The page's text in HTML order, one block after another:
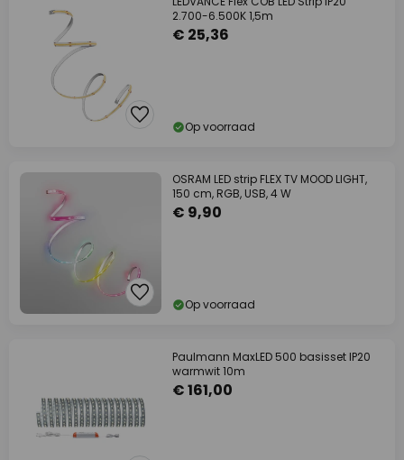
2.700-6.500K 1,5m
€ 25,36
Op voorraad
OSRAM LED strip FLEX TV MOOD LIGHT,
150 cm, RGB, USB, 4 W
€ 9,90
Op voorraad
Paulmann MaxLED 500 basisset IP20
warmwit 10m
€ 161,00